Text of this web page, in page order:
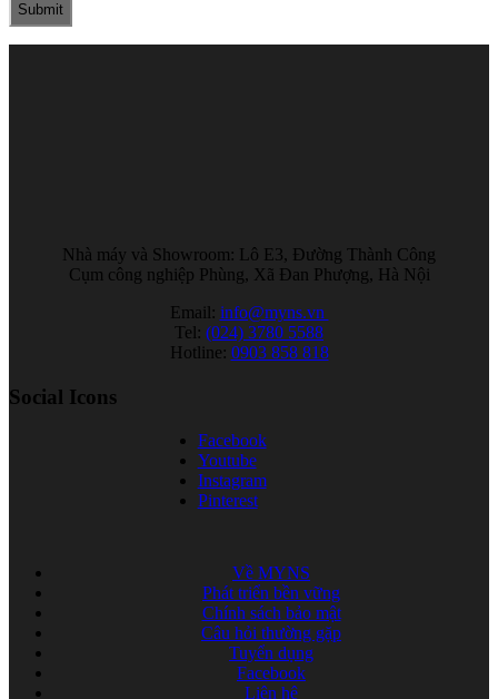
Submit
Nhà máy và Showroom: Lô E3, Đường Thành Công
Cụm công nghiệp Phùng, Xã Đan Phượng, Hà Nội
Email: info@myns.vn
Tel: (024) 3780 5588
Hotline: 0903 858 818
Social Icons
Facebook
Youtube
Instagram
Pinterest
Về MYNS
Phát triển bền vững
Chính sách bảo mật
Câu hỏi thường gặp
Tuyển dụng
Facebook
Liên hệ